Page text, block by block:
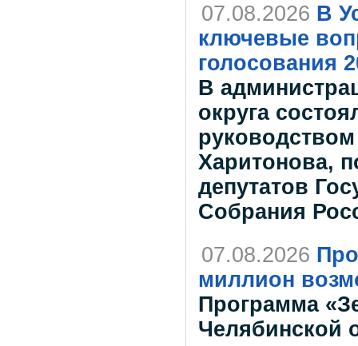
07.08.2026 В
ключевые
голосования
В
округа
Харитонова,
депутатов
Собрания
07.08.2026
миллион
Программа
Челябинской